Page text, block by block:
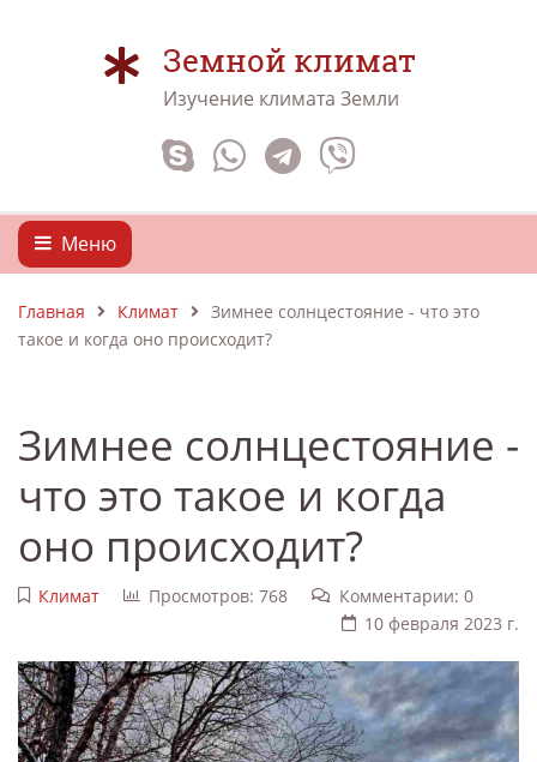
Земной климат
Изучение климата Земли
Меню
Главная Климат
Зимнее солнцестояние - что это
такое и когда оно происходит?
Зимнее солнцестояние -
что это такое и когда
оно происходит?
Климат Просмотров: 768
Комментарии: 0
10 февраля 2023 г.